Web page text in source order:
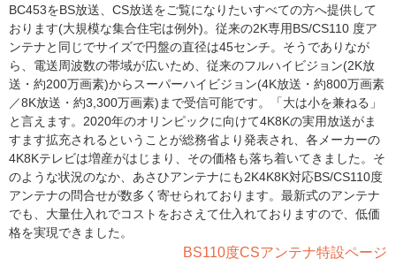
BC453をBS放送、CS放送をご覧になりたいすべての方へ提供して
おります(大規模な集合住宅は例外)。従来の2K専用BS/CS110 度ア
ンテナと同じでサイズで円盤の直径は45センチ。そうでありなが
ら、電送周波数の帯域が広いため、従来のフルハイビジョン(2K放
送・約200万画素)からスーパーハイビジョン(4K放送・約800万画素
／8K放送・約3,300万画素)まで受信可能です。「大は小を兼ねる」
と言えます。2020年のオリンピックに向けて4K8Kの実用放送がま
すます拡充されるということが総務省より発表され、各メーカーの
4K8Kテレビは増産がはじまり、その価格も落ち着いてきました。そ
のような状況のなか、あさひアンテナにも2K4K8K対応BS/CS110度
アンテナの問合せが数多く寄せられております。最新式のアンテナ
でも、大量仕入れでコストをおさえて仕入れておりますので、低価
格を実現できました。
BS110度CSアンテナ特設ページ